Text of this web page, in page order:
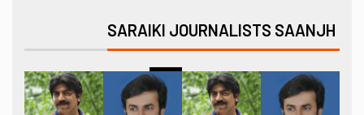
SARAIKI JOURNALISTS SAANJH